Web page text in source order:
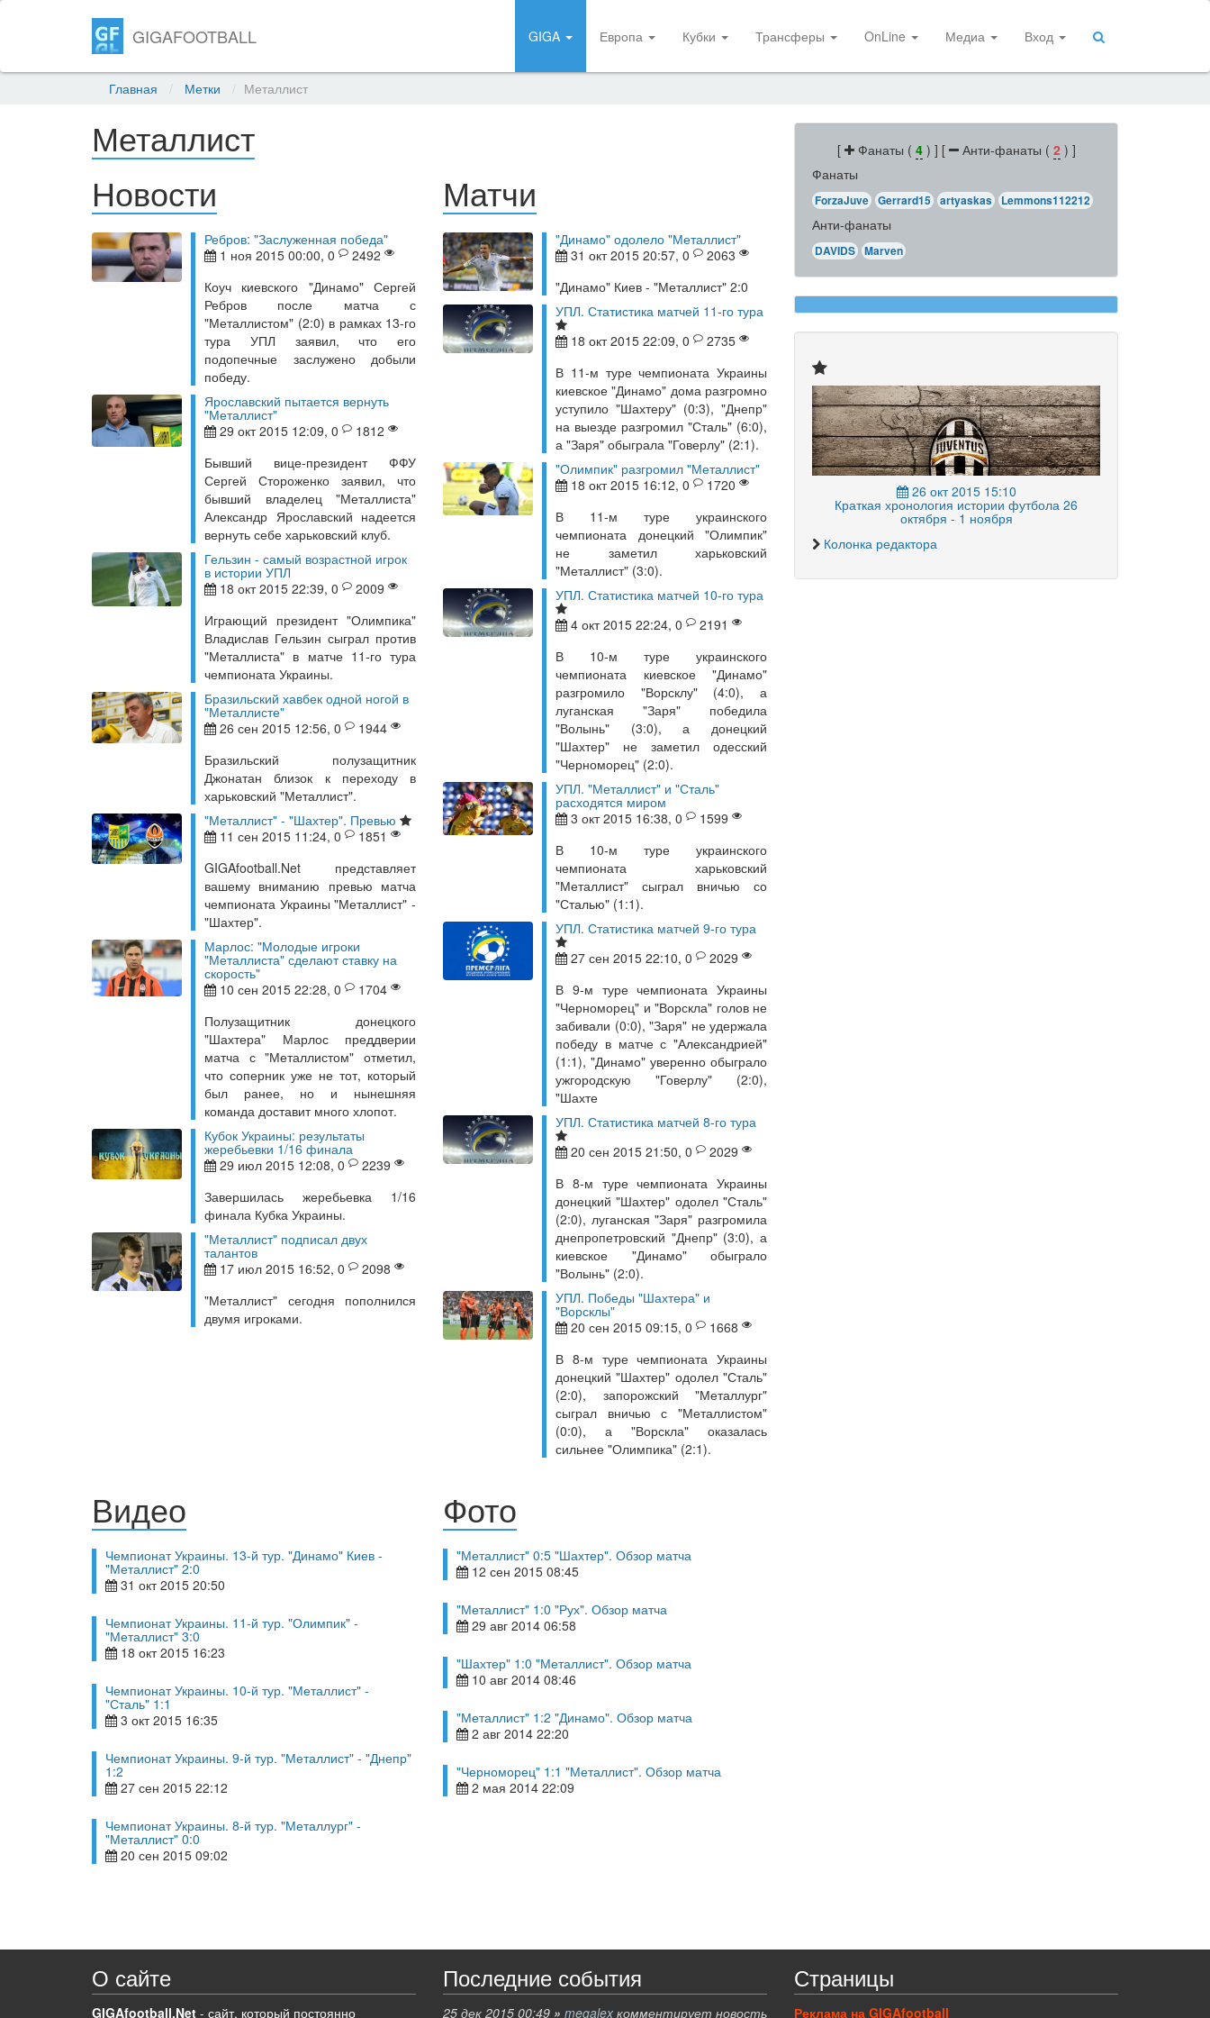
GIGAFOOTBALL GIGA Европа Кубки Трансферы OnLine Медиа Вход
Главная Метки Металлист
Металлист
Новости
Ребров: "Заслуженная победа"
1 ноя 2015 00:00, 0
2492
Коуч киевского "Динамо" Сергей
Ребров после матча с
"Металлистом" (2:0) в рамках 13-го
тура УПЛ заявил, что его
подопечные заслужено добыли
победу.
Ярославский пытается вернуть
"Металлист"
29 окт 2015 12:09, 0
1812
Бывший вице-президент ФФУ
Сергей Стороженко заявил, что
бывший владелец "Металлиста"
Александр Ярославский надеется
вернуть себе харьковский клуб.
Гельзин - самый возрастной игрок
в истории УПЛ
18 окт 2015 22:39, 0
2009
Играющий президент "Олимпика"
Владислав Гельзин сыграл против
"Металлиста" в матче 11-го тура
чемпионата Украины.
Бразильский хавбек одной ногой в
"Металлисте"
26 сен 2015 12:56, 0
1944
Бразильский полузащитник
Джонатан близок к переходу в
харьковский "Металлист".
"Металлист" - "Шахтер". Превью
11 сен 2015 11:24, 0
1851
GIGAfootball.Net представляет
вашему вниманию превью матча
чемпионата Украины "Металлист" -
"Шахтер".
Марлос: "Молодые игроки
"Металлиста" сделают ставку на
скорость"
10 сен 2015 22:28, 0
1704
Полузащитник донецкого
"Шахтера" Марлос преддверии
матча с "Металлистом" отметил,
что соперник уже не тот, который
был ранее, но и нынешняя
команда доставит много хлопот.
Кубок Украины: результаты
жеребьевки 1/16 финала
29 июл 2015 12:08, 0
2239
Завершилась жеребьевка 1/16
финала Кубка Украины.
"Металлист" подписал двух
талантов
17 июл 2015 16:52, 0
2098
"Металлист" сегодня пополнился
двумя игроками.
Матчи
"Динамо" одолело "Металлист"
31 окт 2015 20:57, 0
2063
"Динамо" Киев - "Металлист" 2:0
УПЛ. Статистика матчей 11-го тура
18 окт 2015 22:09, 0
2735
В 11-м туре чемпионата Украины
киевское "Динамо" дома разгромно
уступило "Шахтеру" (0:3), "Днепр"
на выезде разгромил "Сталь" (6:0),
а "Заря" обыграла "Говерлу" (2:1).
"Олимпик" разгромил "Металлист"
18 окт 2015 16:12, 0
1720
В 11-м туре украинского
чемпионата донецкий "Олимпик"
не заметил харьковский
"Металлист" (3:0).
УПЛ. Статистика матчей 10-го тура
4 окт 2015 22:24, 0
2191
В 10-м туре украинского
чемпионата киевское "Динамо"
разгромило "Ворсклу" (4:0), а
луганская "Заря" победила
"Волынь" (3:0), а донецкий
"Шахтер" не заметил одесский
"Черноморец" (2:0).
УПЛ. "Металлист" и "Сталь"
расходятся миром
3 окт 2015 16:38, 0
1599
В 10-м туре украинского
чемпионата харьковский
"Металлист" сыграл вничью со
"Сталью" (1:1).
УПЛ. Статистика матчей 9-го тура
27 сен 2015 22:10, 0
2029
В 9-м туре чемпионата Украины
"Черноморец" и "Ворскла" голов не
забивали (0:0), "Заря" не удержала
победу в матче с "Александрией"
(1:1), "Динамо" уверенно обыграло
ужгородскую "Говерлу" (2:0),
"Шахте
УПЛ. Статистика матчей 8-го тура
20 сен 2015 21:50, 0
2029
В 8-м туре чемпионата Украины
донецкий "Шахтер" одолел "Сталь"
(2:0), луганская "Заря" разгромила
днепропетровский "Днепр" (3:0), а
киевское "Динамо" обыграло
"Волынь" (2:0).
УПЛ. Победы "Шахтера" и
"Ворсклы"
20 сен 2015 09:15, 0
1668
В 8-м туре чемпионата Украины
донецкий "Шахтер" одолел "Сталь"
(2:0), запорожский "Металлург"
сыграл вничью с "Металлистом"
(0:0), а "Ворскла" оказалась
сильнее "Олимпика" (2:1).
Видео
Чемпионат Украины. 13-й тур. "Динамо" Киев -
"Металлист" 2:0
31 окт 2015 20:50
Чемпионат Украины. 11-й тур. "Олимпик" -
"Металлист" 3:0
18 окт 2015 16:23
Чемпионат Украины. 10-й тур. "Металлист" -
"Сталь" 1:1
3 окт 2015 16:35
Чемпионат Украины. 9-й тур. "Металлист" - "Днепр"
1:2
27 сен 2015 22:12
Чемпионат Украины. 8-й тур. "Металлург" -
"Металлист" 0:0
20 сен 2015 09:02
Фото
"Металлист" 0:5 "Шахтер". Обзор матча
12 сен 2015 08:45
"Металлист" 1:0 "Рух". Обзор матча
29 авг 2014 06:58
"Шахтер" 1:0 "Металлист". Обзор матча
10 авг 2014 08:46
"Металлист" 1:2 "Динамо". Обзор матча
2 авг 2014 22:20
"Черноморец" 1:1 "Металлист". Обзор матча
2 мая 2014 22:09
[ Фанаты ( 4) ] [ Анти-фанаты ( 2 ) ]
Фанаты
ForzaJuve Gerrard15 artyaskas Lemmons112212
Анти-фанаты
DAVIDS Marven
26 окт 2015 15:10
Краткая хронология истории футбола 26
октября - 1 ноября
Колонка редактора
О сайте
GIGAfootball.Net - сайт, который постоянно
Последние события
25 дек 2015 00:49 » megalex комментирует новость
Страницы
Реклама на GIGAfootball